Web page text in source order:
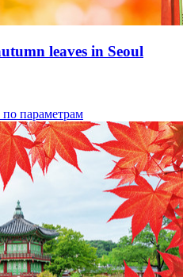
leaves in Seoul
параметрам